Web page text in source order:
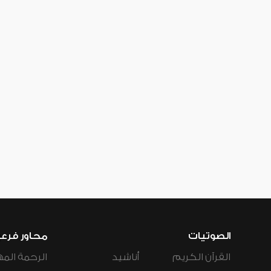
الصوتيات
القرآن الكريم
أناشيد
محاور
الرحمة